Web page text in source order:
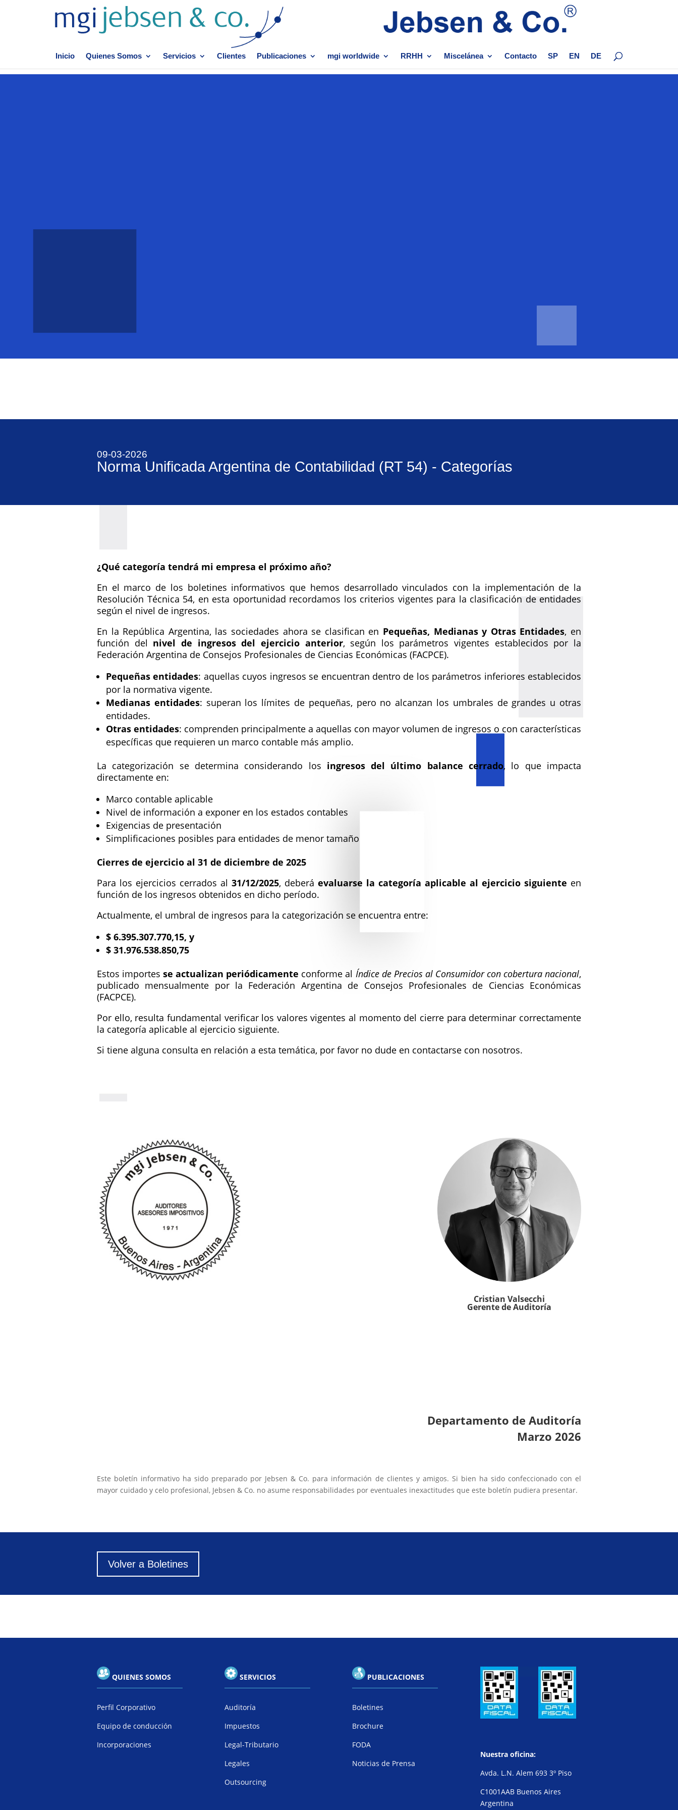
Inicio Quienes Somos Servicios Clientes Publicaciones mgi worldwide RRHH Miscelánea Contacto SP EN DE
09-03-2026
Norma Unificada Argentina de Contabilidad (RT 54) - Categorías
¿Qué categoría tendrá mi empresa el próximo año?
En el marco de los boletines informativos que hemos desarrollado vinculados con la implementación de la
Resolución Técnica 54, en esta oportunidad recordamos los criterios vigentes para la clasificación de entidades
según el nivel de ingresos.
En la República Argentina, las sociedades ahora se clasifican en Pequeñas, Medianas y Otras Entidades, en
función del nivel de ingresos del ejercicio anterior, según los parámetros vigentes establecidos por la
Federación Argentina de Consejos Profesionales de Ciencias Económicas (FACPCE).
Pequeñas entidades: aquellas cuyos ingresos se encuentran dentro de los parámetros inferiores establecidos
por la normativa vigente.
Medianas entidades: superan los límites de pequeñas, pero no alcanzan los umbrales de grandes u otras
entidades.
Otras entidades: comprenden principalmente a aquellas con mayor volumen de ingresos o con características
específicas que requieren un marco contable más amplio.
La categorización se determina considerando los ingresos del último balance cerrado, lo que impacta
directamente en:
Marco contable aplicable
Nivel de información a exponer en los estados contables
Exigencias de presentación
Simplificaciones posibles para entidades de menor tamaño
Cierres de ejercicio al 31 de diciembre de 2025
Para los ejercicios cerrados al 31/12/2025, deberá evaluarse la categoría aplicable al ejercicio siguiente en
función de los ingresos obtenidos en dicho período.
Actualmente, el umbral de ingresos para la categorización se encuentra entre:
$ 6.395.307.770,15, y
$ 31.976.538.850,75
Estos importesse actualizan periódicamente conforme al Índice de Precios al Consumidor con cobertura nacional,
publicado mensualmente por la Federación Argentina de Consejos Profesionales de Ciencias Económicas
(FACPCE).
Por ello, resulta fundamental verificar los valores vigentes al momento del cierre para determinar correctamente
la categoría aplicable al ejercicio siguiente.
Si tiene alguna consulta en relación a esta temática, por favor no dude en contactarse con nosotros.
Cristian Valsecchi
Gerente de Auditoría
Departamento de Auditoría
Marzo 2026
Este boletín informativo ha sido preparado por Jebsen & Co. para información de clientes y amigos. Si bien ha sido confeccionado con el
mayor cuidado y celo profesional, Jebsen & Co. no asume responsabilidades por eventuales inexactitudes que este boletín pudiera presentar.
Volver a Boletines
QUIENES SOMOS
Perfil Corporativo
Equipo de conducción
Incorporaciones
SERVICIOS
Auditoría
Impuestos
Legal-Tributario
Legales
Outsourcing
PUBLICACIONES
Boletines
Brochure
FODA
Noticias de Prensa
Nuestra oficina:
Avda. L.N. Alem 693 3º Piso
C1001AAB Buenos Aires
Argentina